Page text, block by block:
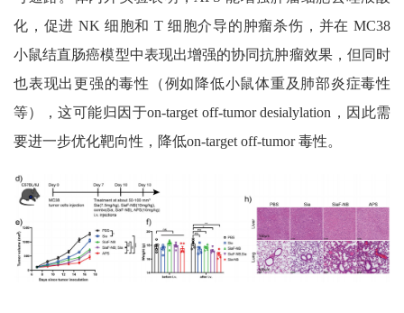
化，促进 NK 细胞和 T 细胞介导的肿瘤杀伤，并在 MC38
小鼠结直肠癌模型中表现出增强的协同抗肿瘤效果，但同时
也表现出更强的毒性（例如降低小鼠体重及肺部炎症毒性
等），这可能归因于on-target off-tumor desialylation ，因此需
要进一步优化靶向性，降低on-target off-tumor毒性。